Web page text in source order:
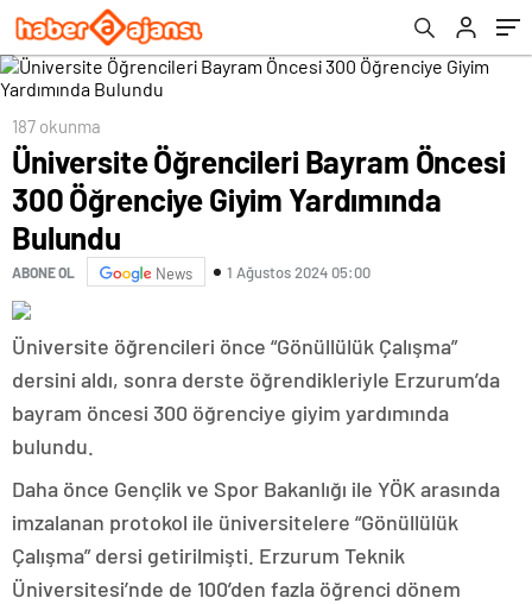
187 okunma
Üniversite Öğrencileri Bayram Öncesi
300 Öğrenciye Giyim Yardımında
Bulundu
ABONE OL News 1 Ağustos 2024 05:00
Üniversite öğrencileri önce “Gönüllülük Çalışma”
dersini aldı, sonra derste öğrendikleriyle Erzurum’da
bayram öncesi 300 öğrenciye giyim yardımında
bulundu.
Daha önce Gençlik ve Spor Bakanlığı ile YÖK arasında
imzalanan protokol ile üniversitelere “Gönüllülük
Çalışma” dersi getirilmişti. Erzurum Teknik
Üniversitesi’nde de 100’den fazla öğrenci dönem